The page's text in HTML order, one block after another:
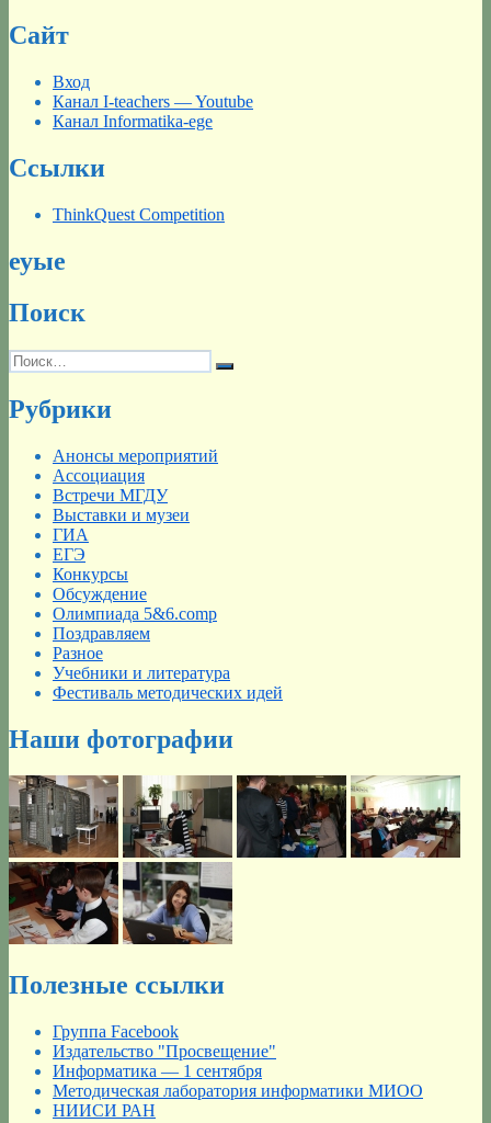
Сайт
Вход
Канал I-teachers — Youtube
Канал Informatika-ege
Ссылки
ThinkQuest Competition
еуые
Поиск
Искать:
Поиск
Рубрики
Анонсы мероприятий
Ассоциация
Встречи МГДУ
Выставки и музеи
ГИА
ЕГЭ
Конкурсы
Обсуждение
Олимпиада 5&6.comp
Поздравляем
Разное
Учебники и литература
Фестиваль методических идей
Наши фотографии
Полезные ссылки
Группа Facebook
Издательство "Просвещение"
Информатика — 1 сентября
Методическая лаборатория информатики МИОО
НИИСИ РАН